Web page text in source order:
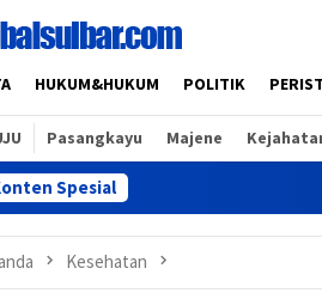
HUKUM&HUKUM POLITIK
Pasangkayu Majene
Spesial
Kesehatan